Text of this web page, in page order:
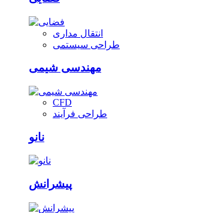
انتقال مداری
طراحی سیستمی
مهندسی شیمی
CFD
طراحی فرآیند
نانو
پیشرانش